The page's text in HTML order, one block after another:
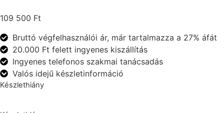
109 500 Ft
Bruttó végfelhasználói ár, már tartalmazza a 27% áfát
20.000 Ft felett ingyenes kiszállítás
Ingyenes telefonos szakmai tanácsadás
Valós idejű készletinformáció
Készlethiány